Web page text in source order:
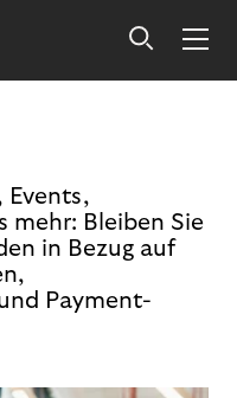
Events,
mehr: Bleiben Sie
in Bezug auf
Payment-